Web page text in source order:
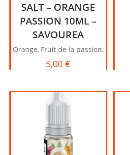
SALT – ORANGE
PASSION 10ML –
SAVOUREA
Orange, Fruit de la passion.
5,00€